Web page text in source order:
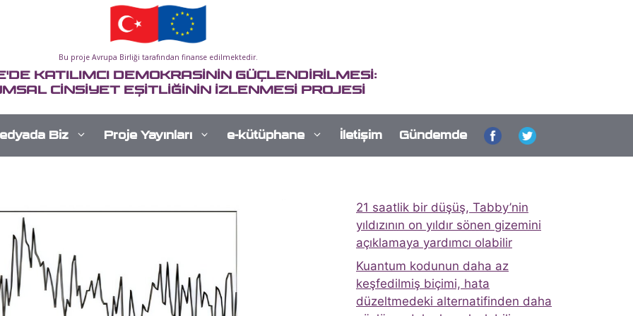
Bu proje Avrupa Birliği tarafından finanse edilmektedir.
KATILIMCI DEMOKRASİNİN GÜÇLENDİRİLMESİ:
CİNSİYET EŞİTLİĞİNİN İZLENMESİ PROJESİ
Biz Proje Yayınları e-kütüphane İletişim Gündemde
21 saatlik bir düşüş, Tabby’nin
yıldızının on yıldır sönen gizemini
açıklamaya yardımcı olabilir
Kuantum kodunun daha az
keşfedilmiş biçimi, hata
düzeltmedeki alternatifinden daha